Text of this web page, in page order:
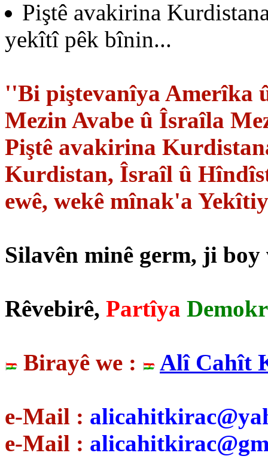
Piştê avakirina
yekîtî pêk bînin...
''Bi piştevanîya Amerîka
Mezin Avabe û Îsraîla
Piştê avakirina
Kurdistan, Îsraîl û
ewê, wekê mînak'a
Silavên minê germ, ji boy
Rêvebirê, Partîya
Birayê we : Alî Cahît
e-Mail :
e-Mail :